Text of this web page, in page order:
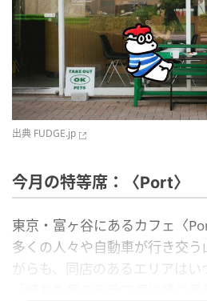
出典 FUDGE.jp
今月の特等席：〈Port〉
東京・富ヶ谷にあるカフェ〈
多くの人々や自動車が行き交
がらも、同店のあるエリアはい